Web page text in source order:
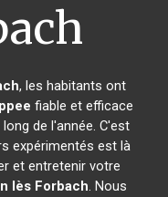
, les habitants ont
fiable et efficace
de l'année. C'est
expérimentés est là
et entretenir votre
lès Forbach. Nous